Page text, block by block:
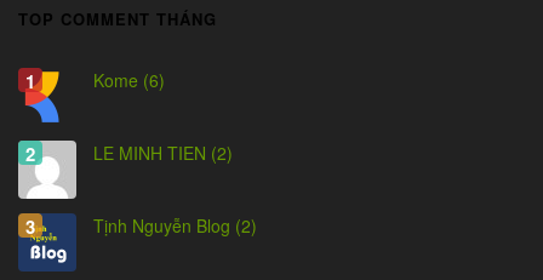
TOP COMMENT THÁNG
Kome (6)
LE MINH TIEN (2)
Tịnh Nguyễn Blog (2)